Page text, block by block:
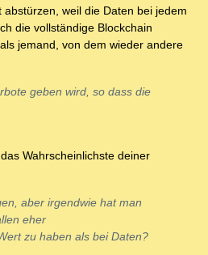
weil die Daten bei jedem
die vollständige Blockchain
jemand, von dem wieder andere
geben wird, so dass die
Wahrscheinlichste deiner
aber irgendwie hat man
eher
zu haben als bei Daten?